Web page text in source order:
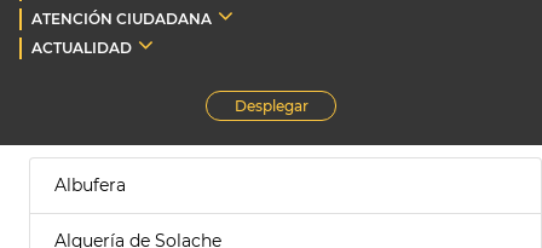
ATENCIÓN CIUDADANA
ACTUALIDAD
Desplegar
Albufera
Alquería de Solache